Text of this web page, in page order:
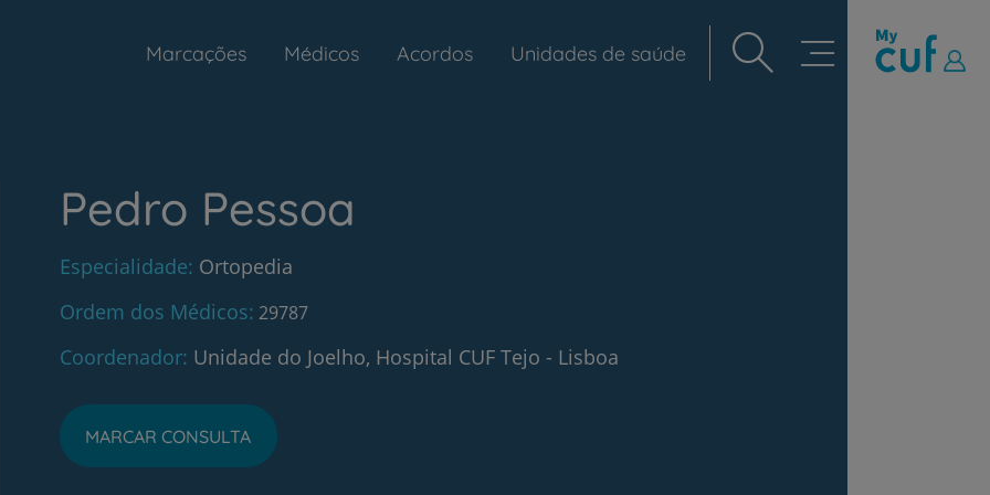
Navegação
Marcações Médicos Acordos Unidades de saúde
Pedro Pessoa
Especialidade Ortopedia
Ordem dos Médicos 29787
Coordenador Unidade do Joelho, Hospital CUF Tejo - Lisboa
MARCAR CONSULTA